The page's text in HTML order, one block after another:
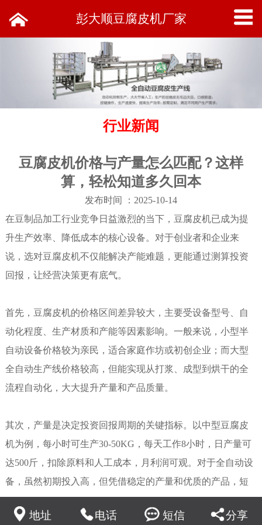
彭大顺豆腐皮机厂家
行业新闻
豆腐皮机价格与产量怎么匹配？这样
算，轻松知道多久回本
发布时间 ：2025-10-14
在豆制品加工行业竞争日益激烈的当下，豆腐皮机已成为提
升生产效率、降低成本的核心设备。对于创业者和企业来
说，选对豆腐皮机不仅能解决产能难题，更能通过测算投资
回报，让经营决策更有底气。
首先，豆腐皮机的价格区间差异较大，主要受设备型号、自
动化程度、生产材质和产能等因素影响。一般来说，小型半
自动设备价格较为亲民，适合家庭作坊或初创企业；而大型
全自动生产线价格较高，但能实现从打浆、成型到烘干的全
流程自动化，大大提升产量和产品质量。
其次，产量是决定投资回报周期的关键指标。以中型豆腐皮
机为例，每小时可生产30-50KG，每天工作8小时，日产量可
达500斤，扣除原料和人工成本，月利润可观。对于全自动设
备，虽然初期投入高，但凭借稳定的产量和优质的产品，短
期内即可回本。
地址 电话 短信 分享